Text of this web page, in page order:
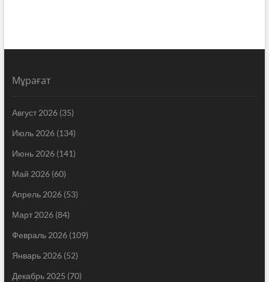
Мұрағат
Август 2026(35)
Июль 2026(134)
Июнь 2026(141)
Май 2026(60)
Апрель 2026(53)
Март 2026(84)
Февраль 2026(109)
Январь 2026(52)
Декабрь 2025 (70)